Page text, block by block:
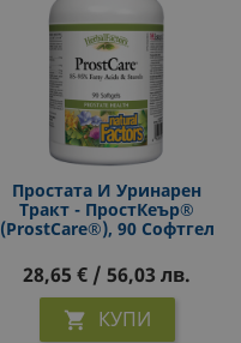
Простата И Уринарен
Тракт - ПростКеър®
(ProstCare®), 90 Софтгел
28,65 € / 56,03 лв.
 КУПИ